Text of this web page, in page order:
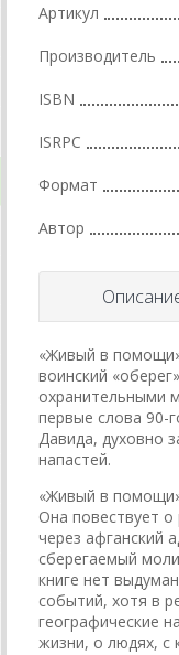
Артикул
Производитель
ISBN
ISRPC
Формат
Автор
«Живый в
воинский
охранительными
первые слова 90-
Давида, духовно
напастей.
«Живый в
Она повествует
через афганский
сберегаемый
книге нет
событий, хотя в
географические
жизни, о людях, с